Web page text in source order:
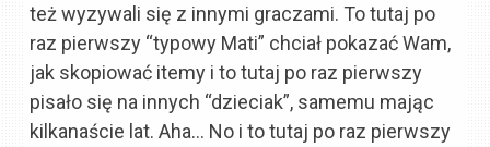
też wyzywali się z innymi graczami. To tutaj po
raz pierwszy “typowy Mati” chciał pokazać Wam,
jak skopiować itemy i to tutaj po raz pierwszy
pisało się na innych “dzieciak”, samemu mając
kilkanaście lat. Aha… No i to tutaj po raz pierwszy